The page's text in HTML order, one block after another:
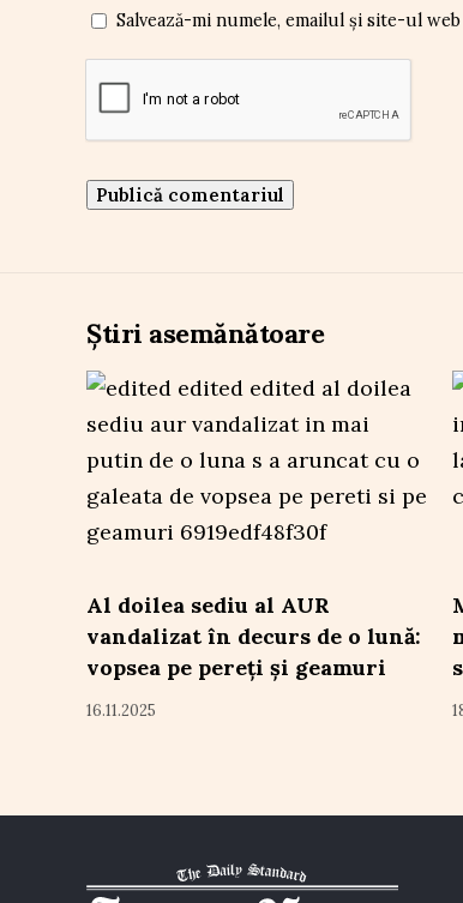
Salvează-mi numele, emailul și site-ul
Știri asemănătoare
Al doilea sediu al AUR
vandalizat în decurs de o lună:
vopsea pe pereți și geamuri
16.11.2025